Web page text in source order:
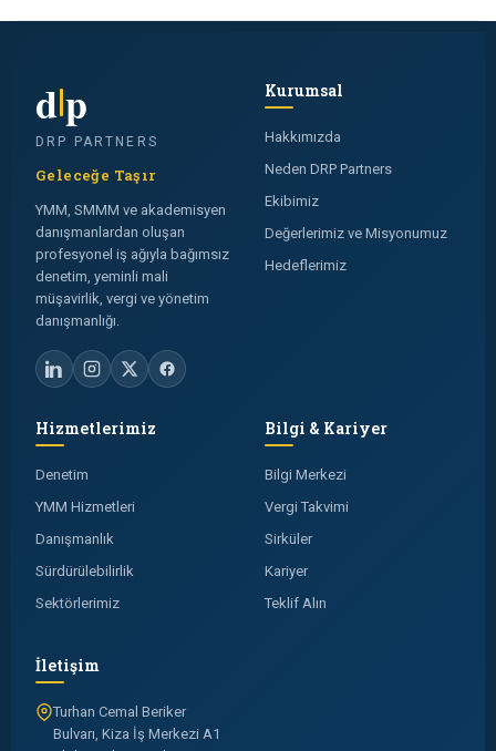
dp
DRP PARTNERS
Geleceğe Taşır
YMM, SMMM ve akademisyen
danışmanlardan oluşan
profesyonel iş ağıyla bağımsız
denetim, yeminli mali
müşavirlik, vergi ve yönetim
danışmanlığı.
Kurumsal
Hakkımızda
Neden DRP Partners
Ekibimiz
Değerlerimiz ve Misyonumuz
Hedeflerimiz
Hizmetlerimiz
Denetim
YMM Hizmetleri
Danışmanlık
Sürdürülebilirlik
Sektörlerimiz
Bilgi & Kariyer
Bilgi Merkezi
Vergi Takvimi
Sirküler
Kariyer
Teklif Alın
İletişim
Turhan Cemal Beriker
Bulvarı, Kiza İş Merkezi A1